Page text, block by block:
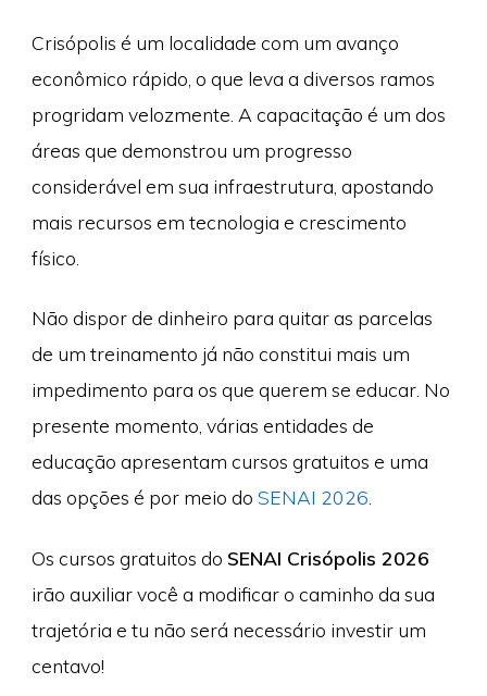
Crisópolis é um localidade com um avanço
econômico rápido, o que leva a diversos ramos
progridam velozmente. A capacitação é um dos
áreas que demonstrou um progresso
considerável em sua infraestrutura, apostando
mais recursos em tecnologia e crescimento
físico.
Não dispor de dinheiro para quitar as parcelas
de um treinamento já não constitui mais um
impedimento para os que querem se educar. No
presente momento, várias entidades de
educação apresentam cursos gratuitos e uma
das opções é por meio do SENAI 2026
Os cursos gratuitos do SENAI Crisópolis 2026
irão auxiliar você a modificar o caminho da sua
trajetória e tu não será necessário investir um
centavo!